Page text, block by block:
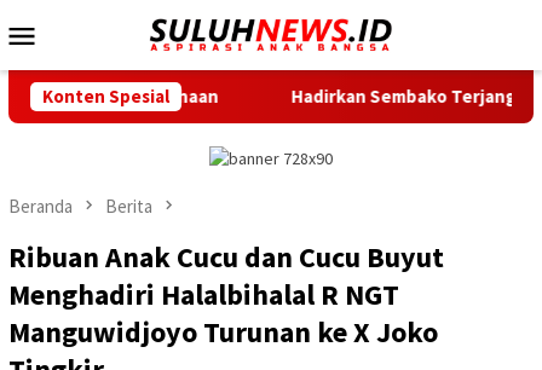
ke
Mobile
Konten SpesialHadirkan Sembako Terjangkau, Gerakan
Beranda Berita
Ribuan Anak Cucu dan Cucu Buyut
Menghadiri Halalbihalal R NGT
Manguwidjoyo Turunan ke X Joko